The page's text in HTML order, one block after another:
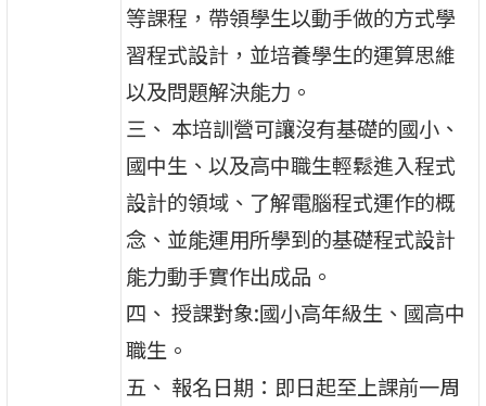
等課程，帶領學生以動手做的方式學
習程式設計，並培養學生的運算思維
以及問題解決能力。
三、 本培訓營可讓沒有基礎的國小、
國中生、以及高中職生輕鬆進入程式
設計的領域、了解電腦程式運作的概
念、並能運用所學到的基礎程式設計
能力動手實作出成品。
四、 授課對象:國小高年級生、國高中
職生。
五、 報名日期：即日起至上課前一周